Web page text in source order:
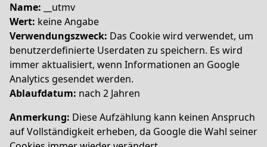
Name: __utmv
Wert: keine Angabe
Verwendungszweck: Das Cookie wird verwendet, um
benutzerdefinierte Userdaten zu speichern. Es wird
immer aktualisiert, wenn Informationen an Google
Analytics gesendet werden.
Ablaufdatum: nach 2 Jahren
Anmerkung: Diese Aufzählung kann keinen Anspruch
auf Vollständigkeit erheben, da Google die Wahl seiner